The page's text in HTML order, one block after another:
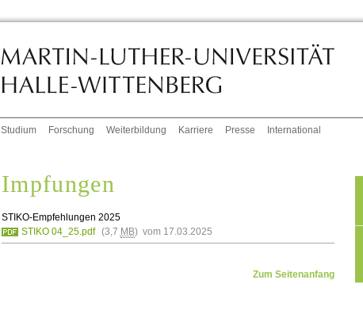
Studium Forschung Weiterbildung Karriere Presse International
Impfungen
STIKO-Empfehlungen 2025
STIKO 04_25.pdf (3,7 MB) vom 17.03.2025
Zum Seitenanfang